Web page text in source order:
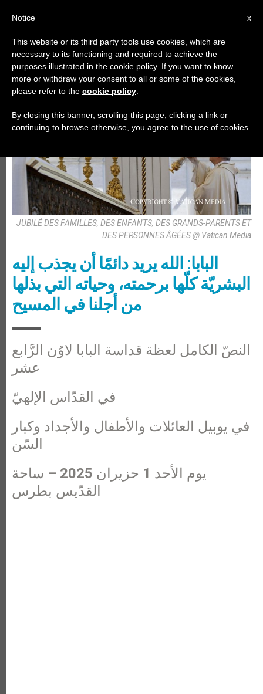
عظات
JUBILÉ DES FAMILLES, DES ENFANTS, DES GRANDS-PARENTS ET
DES PERSONNES ÂGÉES @ Vatican Media
البابا: الله يريد دائمًا أن يجذب إليه
البشريّة كلّها برحمته، وحياته التي بذلها
من أجلنا في المسيح
النصّ الكامل لعظة قداسة البابا لاوُن الرَّابع
عشر
في القدّاس الإلهيّ
في يوبيل العائلات والأطفال والأجداد وكبار
السّن
يوم الأحد 1 حزيران 2025 – ساحة
القدّيس بطرس
x
Notice
This website or its third party tools use cookies, which are
necessary to its functioning and required to achieve the
purposes illustrated in the cookie policy. If you want to know
more or withdraw your consent to all or some of the cookies,
please refer to the cookie policy
By closing this banner, scrolling this page, clicking a link or
continuing to browse otherwise, you agree to the use of cookies.